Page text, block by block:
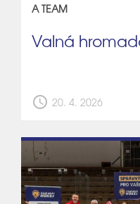
A TEAM
Valná
schedule 20. 4. 2026